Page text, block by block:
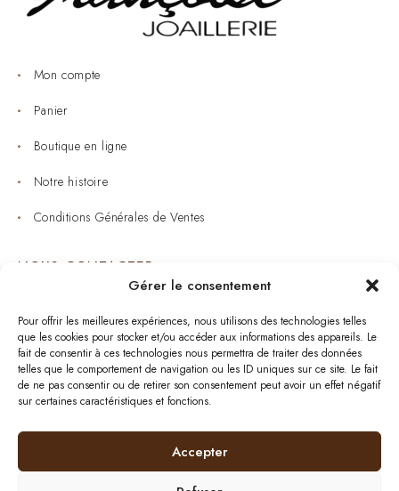
Gérer le consentement
Pour offrir les meilleures expériences, nous utilisons des technologies telles
que les cookies pour stocker et/ou accéder aux informations des appareils. Le
fait de consentir à ces technologies nous permettra de traiter des données
telles que le comportement de navigation ou les ID uniques sur ce site. Le fait
de ne pas consentir ou de retirer son consentement peut avoir un effet négatif
sur certaines caractéristiques et fonctions.
Accepter
Mon compte
Panier
Boutique en ligne
Notre histoire
Conditions Générales de Ventes
NOUS CONTACTER
Bijouterie : 05 53 53 64 11
Mardi au Samedi: 09:00 - 19:00
bijouterie.lavergne@orange.fr